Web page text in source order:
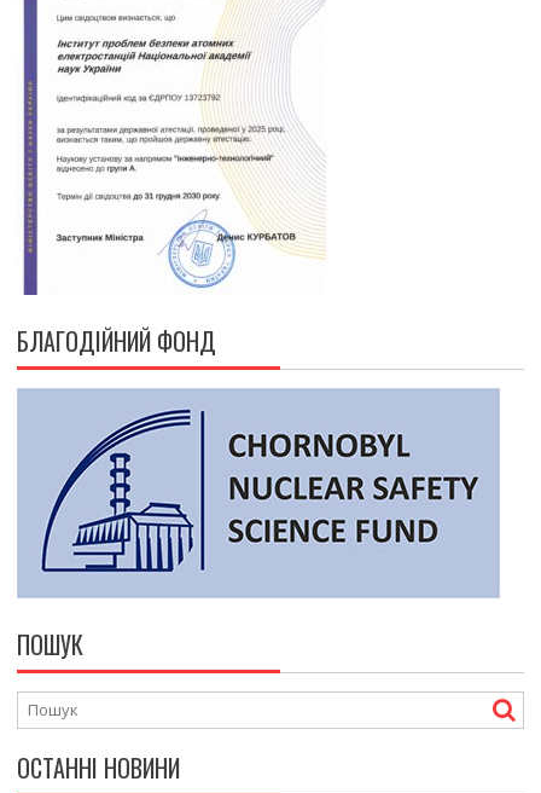
БЛАГОДІЙНИЙ ФОНД
ПОШУК
ОСТАННІ НОВИНИ